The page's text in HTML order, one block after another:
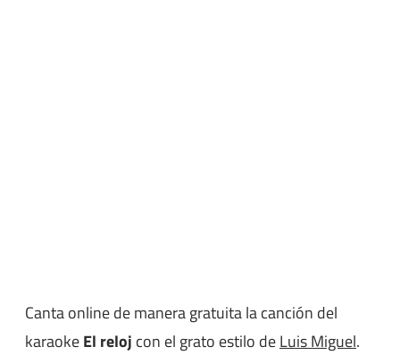
Canta online de manera gratuita la canción del
karaokeEl reloj con el grato estilo deLuis Miguel.